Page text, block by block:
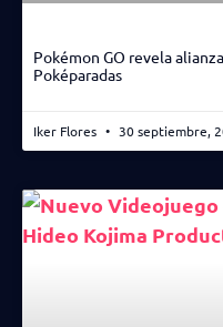
Pokémon GO revela
Poképaradas
Iker Flores 30 septiembre,